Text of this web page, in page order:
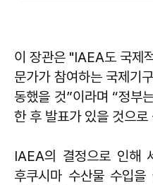
이 장관은 "IAEA도 국제
문가가 참여하는 국제기
동했을 것”이라며 “정부
한 후 발표가 있을 것으
IAEA의 결정으로 인해
후쿠시마 수산물 수입을